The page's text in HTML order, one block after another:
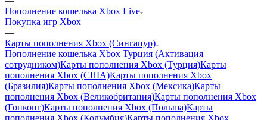
Пополнение кошелька Xbox Live
Покупка игр Xbox
—
Карты пополнения Xbox (Сингапур)
Пополнение кошелька Xbox Турция (Активация
сотрудником)Карты пополнения Xbox (Турция)Карты
пополнения Xbox (США)Карты пополнения Xbox
(Бразилия)Карты пополнения Xbox (Мексика)Карты
пополнения Xbox (Великобритания)Карты пополнения Xbox
(Гонконг)Карты пополнения Xbox (Польша)Карты
пополнения Xbox (Колумбия)Карты пополнения Xbox